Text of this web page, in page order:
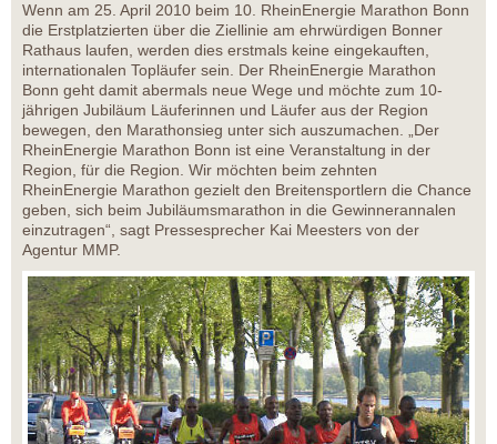
Wenn am 25. April 2010 beim 10. RheinEnergie Marathon Bonn
die Erstplatzierten über die Ziellinie am ehrwürdigen Bonner
Rathaus laufen, werden dies erstmals keine eingekauften,
internationalen Topläufer sein. Der RheinEnergie Marathon
Bonn geht damit abermals neue Wege und möchte zum 10-
jährigen Jubiläum Läuferinnen und Läufer aus der Region
bewegen, den Marathonsieg unter sich auszumachen. „Der
RheinEnergie Marathon Bonn ist eine Veranstaltung in der
Region, für die Region. Wir möchten beim zehnten
RheinEnergie Marathon gezielt den Breitensportlern die Chance
geben, sich beim Jubiläumsmarathon in die Gewinnerannalen
einzutragen“, sagt Pressesprecher Kai Meesters von der
Agentur MMP.